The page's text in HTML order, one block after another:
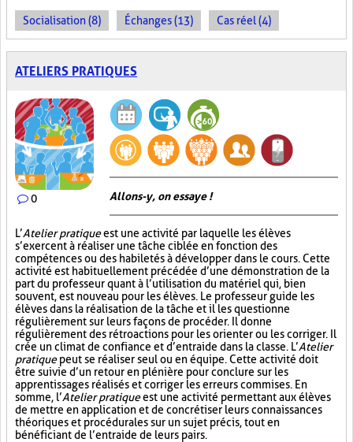
Socialisation (8) Échanges (13) Cas réel (4)
ATELIERS PRATIQUES
0 Allons-y, on essaye !
L’Atelier pratiqueest une activité par laquelle les élèves
s’exercent à réaliser une tâche ciblée en fonction des
compétences ou des habiletés à développer dans le cours. Cette
activité est habituellement précédée d’une démonstration de la
part du professeur quant à l’utilisation du matériel qui, bien
souvent, est nouveau pour les élèves. Le professeur guide les
élèves dans la réalisation de la tâche et il les questionne
régulièrement sur leurs façons de procéder. Il donne
régulièrement des rétroactions pour les orienter ou les corriger. Il
crée un climat de confiance et d’entraide dans la classe. L’Atelier
pratiquepeut se réaliser seul ou en équipe. Cette activité doit
être suivie d’un retour en plénière pour conclure sur les
apprentissages réalisés et corriger les erreurs commises. En
somme, l’Atelier pratiqueest une activité permettant aux élèves
de mettre en application et de concrétiser leurs connaissances
théoriques et procédurales sur un sujet précis, tout en
bénéficiant de l’entraide de leurs pairs.